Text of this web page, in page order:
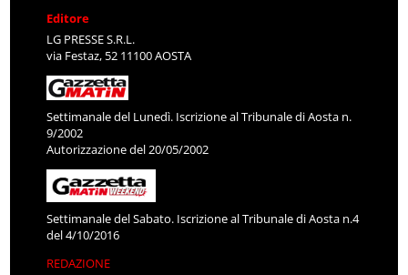
Editore
LG PRESSE S.R.L.
via Festaz, 52 11100 AOSTA
Settimanale del Lunedì. Iscrizione al Tribunale di Aosta n.
9/2002
Autorizzazione del 20/05/2002
Settimanale del Sabato. Iscrizione al Tribunale di Aosta n.4
del 4/10/2016
REDAZIONE